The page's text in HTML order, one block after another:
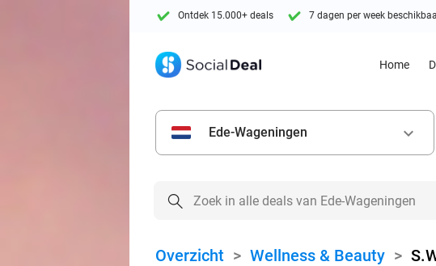
Ontdek 15.000+ deals 7 dagen per week
Home
Ede-Wageningen keyboard_arrow_down
Overzicht > Wellness & Beauty >